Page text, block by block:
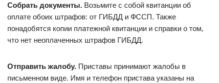
Собрать документы. Возьмите с собой квитанции об
оплате обоих штрафов: от ГИБДД и ФССП. Также
понадобятся копии платежной квитанции и справки о том,
что нет неоплаченных штрафов ГИБДД.
Отправить жалобу. Приставы принимают жалобы в
письменном виде. Имя и телефон пристава указаны на